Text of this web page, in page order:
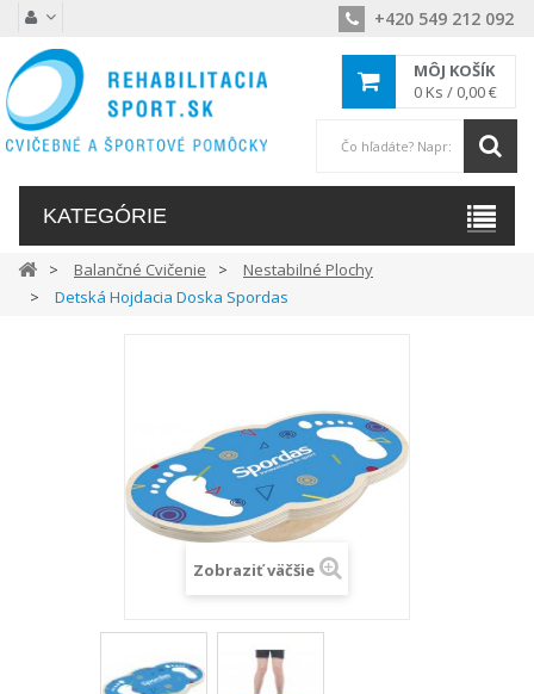
+420 549 212 092
MÔJ KOŠÍK
0 Ks / 0,00 €
KATEGÓRIE
Balančné Cvičenie
Nestabilné Plochy
Detská Hojdacia Doska Spordas
Zobraziť väčšie